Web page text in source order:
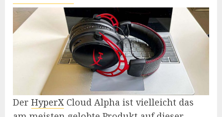
Der HyperX Cloud Alpha ist vielleicht das